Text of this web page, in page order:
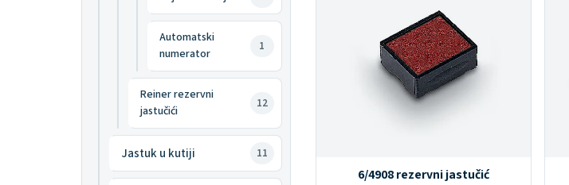
Automatski
numerator
1
Reiner rezervni
jastučići
12
Jastuk u kutiji 11
6/4908 rezervni jastučić